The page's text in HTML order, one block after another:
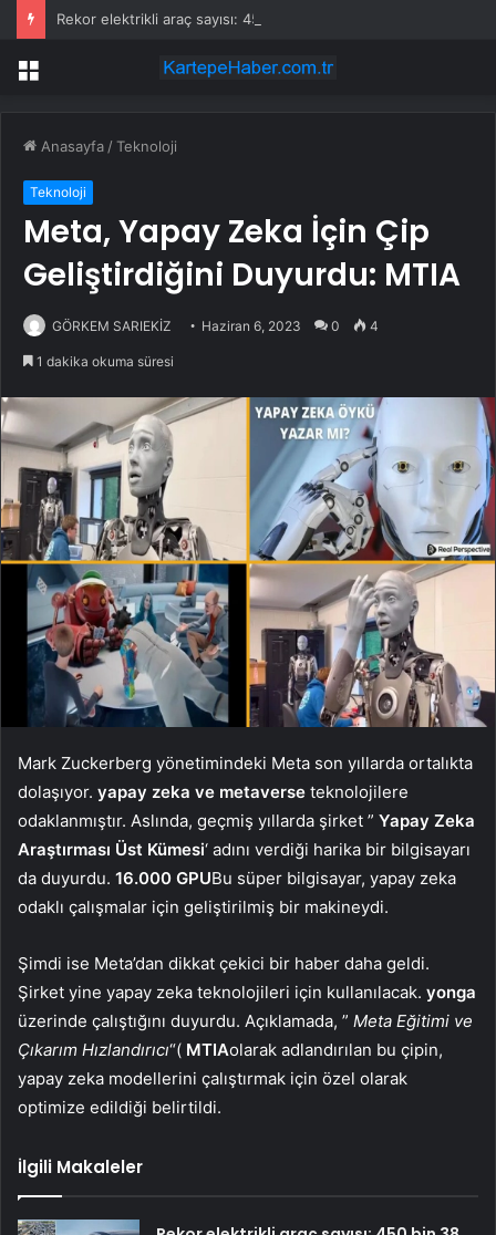
Rekor elektrikli araç sayısı: 450 bin 38
Menü
Anasayfa /Teknoloji
Teknoloji
Meta, Yapay Zeka İçin Çip
Geliştirdiğini Duyurdu: MTIA
GÖRKEM SARIEKİZ Haziran 6, 2023 0 4
1 dakika okuma süresi
Mark Zuckerberg yönetimindeki Meta son yıllarda ortalıkta
dolaşıyor. yapay zeka ve metaverse teknolojilere
odaklanmıştır. Aslında, geçmiş yıllarda şirket ” Yapay Zeka
Araştırması Üst Kümesi‘ adını verdiği harika bir bilgisayarı
da duyurdu. 16.000 GPUBu süper bilgisayar, yapay zeka
odaklı çalışmalar için geliştirilmiş bir makineydi.
Şimdi ise Meta’dan dikkat çekici bir haber daha geldi.
Şirket yine yapay zeka teknolojileri için kullanılacak. yonga
üzerinde çalıştığını duyurdu. Açıklamada, ” Meta Eğitimi ve
Çıkarım Hızlandırıcı“( MTIAolarak adlandırılan bu çipin,
yapay zeka modellerini çalıştırmak için özel olarak
optimize edildiği belirtildi.
İlgili Makaleler